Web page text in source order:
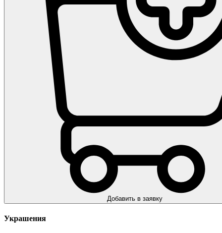
Добавить в заявку
Украшения